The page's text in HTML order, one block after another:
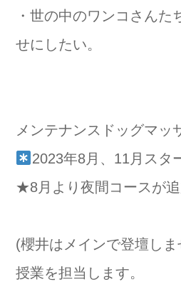
・世の中のワンコさんた
せにしたい。
メンテナンスドッグマッ
2023年8月、11月スタ
★8月より夜間コースが追
(櫻井はメインで登壇し
授業を担当します。